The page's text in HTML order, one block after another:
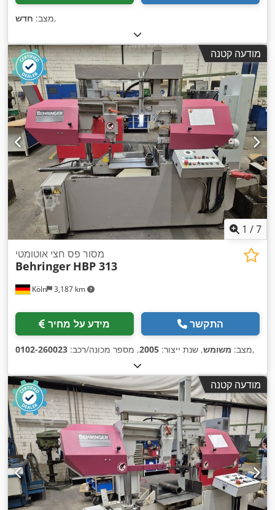
מצב: חדש ,
מודעה קטנה
1 /7
Köln 3,187 km
מסור פס חצי אוטומטי
Behringer HBP 313
מידע על מחיר התקשר
מצב: משומש, שנת ייצור: 2005, מספר מכונה/רכב: 0102-260023 ,
מודעה קטנה